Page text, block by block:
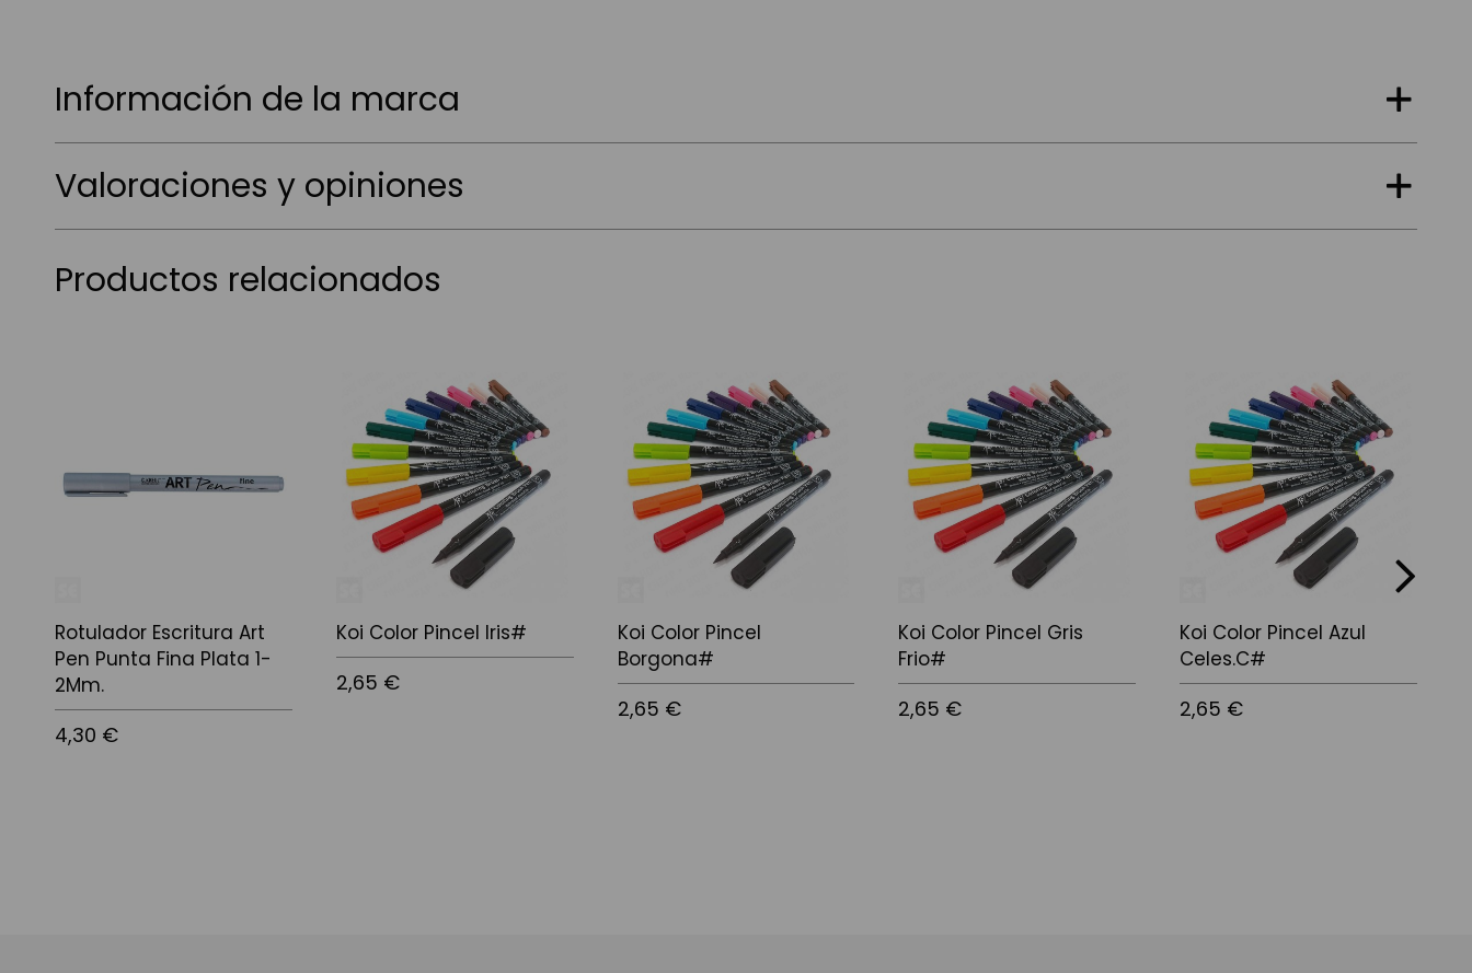
Información de la marca
Valoraciones y opiniones
Productos relacionados
Rotulador Escritura Art
Pen Punta Fina Plata 1-
2Mm.
4,30 €
Koi Color Pincel Iris#
2,65 €
Koi Color Pincel
Borgona#
2,65 €
Koi Color Pincel Gris
Frio#
2,65 €
Koi Color Pincel Azul
Celes.C#
2,65 €
next